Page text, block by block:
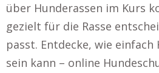
über Hunderassen im Kurs
gezielt für die Rasse
passt. Entdecke, wie einfach
sein kann – online